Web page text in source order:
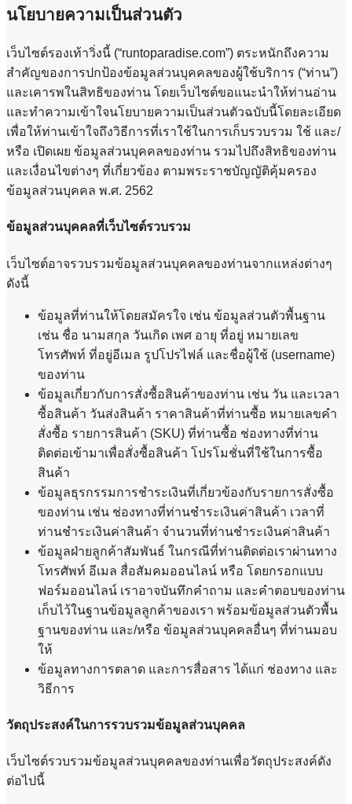
นโยบายความเป็นส่วนตัว
เว็บไซต์รองเท้าวิ่งนี้ (“runtoparadise.com”) ตระหนักถึงความ
สำคัญของการปกป้องข้อมูลส่วนบุคคลของผู้ใช้บริการ (“ท่าน”)
และเคารพในสิทธิของท่าน โดยเว็บไซต์ขอแนะนำให้ท่านอ่าน
และทำความเข้าใจนโยบายความเป็นส่วนตัวฉบับนี้โดยละเอียด
เพื่อให้ท่านเข้าใจถึงวิธีการที่เราใช้ในการเก็บรวบรวม ใช้ และ/
หรือ เปิดเผย ข้อมูลส่วนบุคคลของท่าน รวมไปถึงสิทธิของท่าน
และเงื่อนไขต่างๆ ที่เกี่ยวข้อง ตามพระราชบัญญัติคุ้มครอง
ข้อมูลส่วนบุคคล พ.ศ. 2562
ข้อมูลส่วนบุคคลที่เว็บไซต์รวบรวม
เว็บไซต์อาจรวบรวมข้อมูลส่วนบุคคลของท่านจากแหล่งต่างๆ
ดังนี้
ข้อมูลที่ท่านให้โดยสมัครใจ เช่น ข้อมูลส่วนตัวพื้นฐาน
เช่น ชื่อ นามสกุล วันเกิด เพศ อายุ ที่อยู่ หมายเลข
โทรศัพท์ ที่อยู่อีเมล รูปโปรไฟล์ และชื่อผู้ใช้ (username)
ของท่าน
ข้อมูลเกี่ยวกับการสั่งซื้อสินค้าของท่าน เช่น วัน และเวลา
ซื้อสินค้า วันส่งสินค้า ราคาสินค้าที่ท่านซื้อ หมายเลขคำ
สั่งซื้อ รายการสินค้า (SKU) ที่ท่านซื้อ ช่องทางที่ท่าน
ติดต่อเข้ามาเพื่อสั่งซื้อสินค้า โปรโมชั่นที่ใช้ในการซื้อ
สินค้า
ข้อมูลธุรกรรมการชำระเงินที่เกี่ยวข้องกับรายการสั่งซื้อ
ของท่าน เช่น ช่องทางที่ท่านชำระเงินค่าสินค้า เวลาที่
ท่านชำระเงินค่าสินค้า จำนวนที่ท่านชำระเงินค่าสินค้า
ข้อมูลฝ่ายลูกค้าสัมพันธ์ ในกรณีที่ท่านติดต่อเราผ่านทาง
โทรศัพท์ อีเมล สื่อสัมคมออนไลน์ หรือ โดยกรอกแบบ
ฟอร์มออนไลน์ เราอาจบันทึกคำถาม และคำตอบของท่าน
เก็บไว้ในฐานข้อมูลลูกค้าของเรา พร้อมข้อมูลส่วนตัวพื้น
ฐานของท่าน และ/หรือ ข้อมูลส่วนบุคคลอื่นๆ ที่ท่านมอบ
ให้
ข้อมูลทางการตลาด และการสื่อสาร ได้แก่ ช่องทาง และ
วิธีการ
วัตถุประสงค์ในการรวบรวมข้อมูลส่วนบุคคล
เว็บไซต์รวบรวมข้อมูลส่วนบุคคลของท่านเพื่อวัตถุประสงค์ดัง
ต่อไปนี้